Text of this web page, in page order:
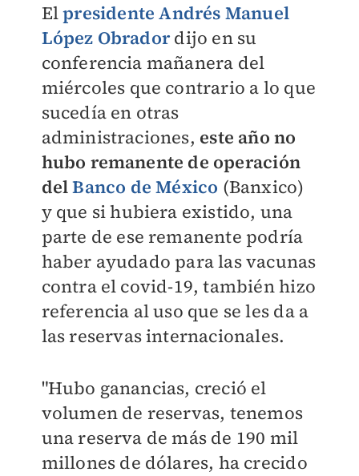
Elpresidente Andrés Manuel
López Obradordijo en su
conferencia mañanera del
miércoles que contrario a lo que
sucedía en otras
administraciones, este año no
hubo remanente de operación
delBanco de México (Banxico)
y que si hubiera existido, una
parte de ese remanente podría
haber ayudado para las vacunas
contra el covid-19, también hizo
referencia al uso que se les da a
las reservas internacionales.
"Hubo ganancias, creció el
volumen de reservas, tenemos
una reserva de más de 190 mil
millones de dólares, ha crecido